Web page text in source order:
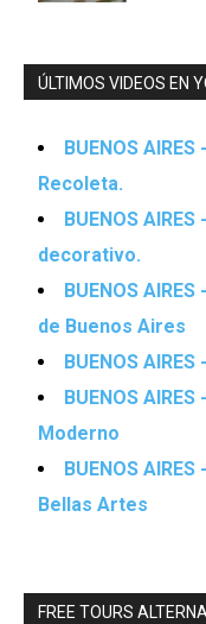
ÚLTIMOS VIDEOS EN
BUENOS
Recoleta.
BUENOS
decorativo.
BUENOS
de Buenos Aires
BUENOS
BUENOS
Moderno
BUENOS
Bellas Artes
FREE TOURS